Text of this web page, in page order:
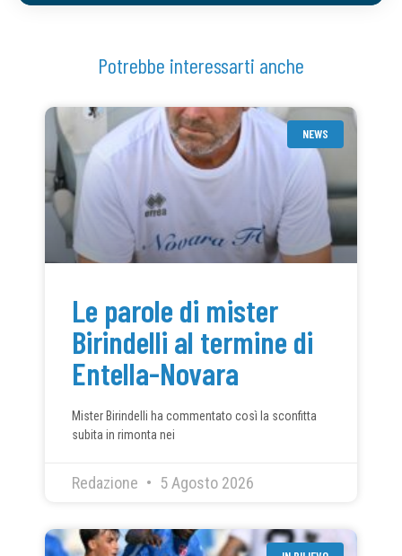
Potrebbe interessarti anche
NEWS
Le parole di mister
Birindelli al termine di
Entella-Novara
Mister Birindelli ha commentato così la sconfitta
subita in rimonta nei
Redazione 5 Agosto 2026